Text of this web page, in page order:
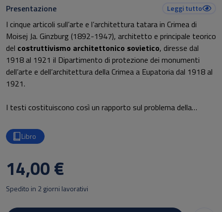
Presentazione Leggi tutto
I cinque articoli sull’arte e l’architettura tatara in Crimea di
Moisej Ja. Ginzburg (1892-1947), architetto e principale teorico
del costruttivismo architettonico sovietico, diresse dal
1918 al 1921 il Dipartimento di protezione dei monumenti
dell’arte e dell’architettura della Crimea a Eupatoria dal 1918 al
1921.
I testi costituiscono così un rapporto sul problema della
specifico. Tuttavia, il soggiorno in Crimea fu per Ginzburg il suo
“Viaggio in Oriente”, durante il quale scoprì l’elemento
della sua teoria dell’architettura sviluppata nei suoi scritti più
noti.
Libro
14,00 €
Spedito in 2 giorni lavorativi